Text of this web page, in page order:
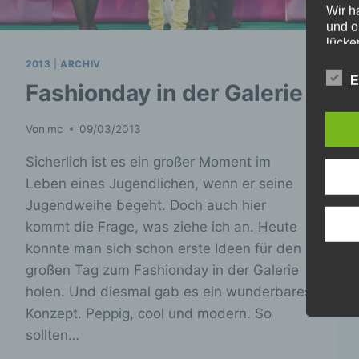
2013 |ARCHIV
Fashionday in der Galerie
Von mc 09/03/2013
Sicherlich ist es ein großer Moment im
Leben eines Jugendlichen, wenn er seine
Jugendweihe begeht. Doch auch hier
kommt die Frage, was ziehe ich an. Heute
konnte man sich schon erste Ideen für den
großen Tag zum Fashionday in der Galerie
holen. Und diesmal gab es ein wunderbares
Konzept. Peppig, cool und modern. So
sollten…
Wir
und
Die
den